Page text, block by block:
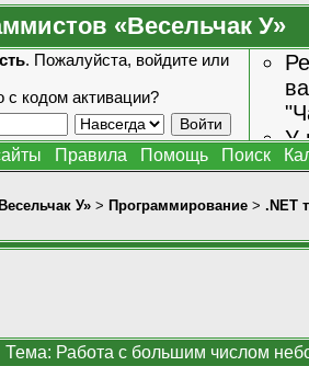
«Весельчак У»
. Пожалуйста, войдите или
с кодом активации?
У
Правила Помощь Поиск
У» > Программирование > .NET
Тема: Работа с большим числом